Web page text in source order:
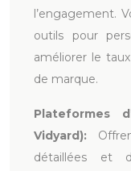
l’engagement.
outils pour
améliorer le
de marque.
Plateformes
Vidyard):
détaillées et